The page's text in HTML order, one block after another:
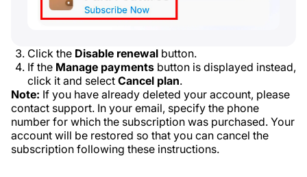
Click the Disable renewal button.
If the Manage payments button is displayed instead,
click it and select Cancel plan.
Note: If you have already deleted your account, please
contact support. In your email, specify the phone
number for which the subscription was purchased. Your
account will be restored so that you can cancel the
subscription following these instructions.